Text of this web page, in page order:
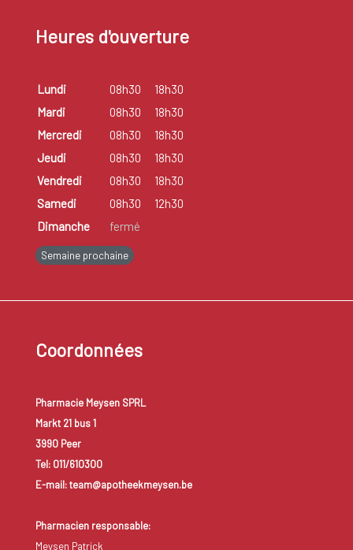
Heures d'ouverture
Lundi 08h30
18h30
Mardi
08h30
18h30
Mercredi
08h30
18h30
Jeudi
08h30
18h30
Vendredi
08h30
18h30
Samedi
08h30
12h30
Dimanche
fermé
Semaine prochaine
Coordonnées
Pharmacie Meysen SPRL
Markt 21 bus 1
3990 Peer
Tel: 011/610300
E-mail: team@apotheekmeysen.be
Pharmacien responsable:
Meysen Patrick